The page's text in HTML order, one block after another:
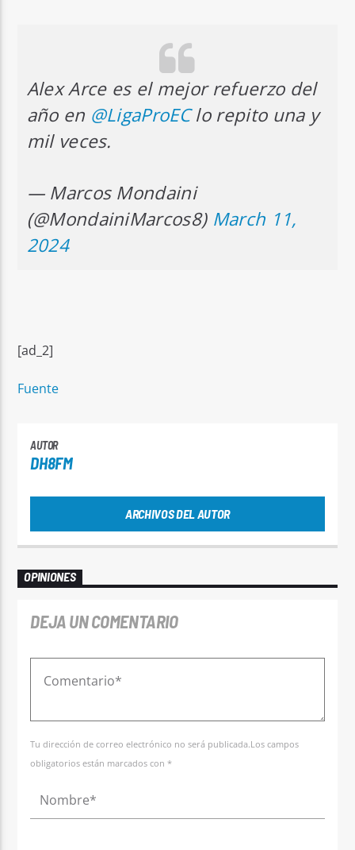
Alex Arce es el mejor refuerzo del
año en @LigaProEClo repito una y
mil veces.
— Marcos Mondaini
(@MondainiMarcos8) March 11,
2024
[ad_2]
Fuente
AUTOR
DH8FM
ARCHIVOS DEL AUTOR
OPINIONES
DEJA UN COMENTARIO
Tu dirección de correo electrónico no será publicada.Los campos
obligatorios están marcados con *